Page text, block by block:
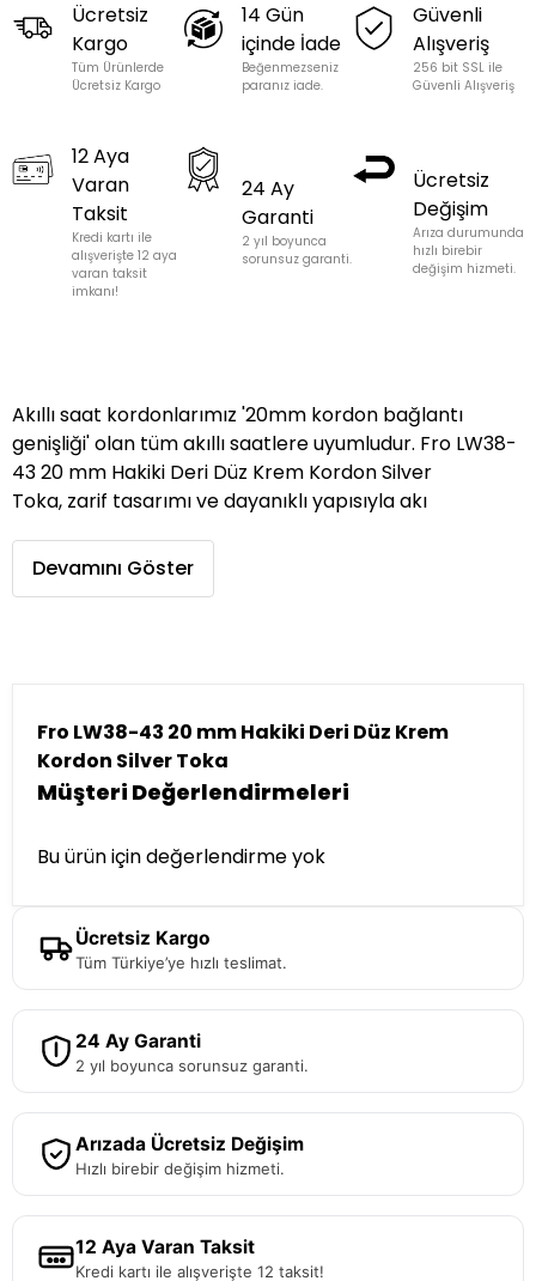
Ücretsiz
Kargo
Tüm Ürünlerde
Ücretsiz Kargo
14 Gün
içinde İade
Beğenmezseniz
paranız iade.
Güvenli
Alışveriş
256 bit SSL ile
Güvenli Alışveriş
12 Aya
Varan
Taksit
Kredi kartı ile
alışverişte 12 aya
varan taksit
imkanı!
24 Ay
Garanti
2 yıl boyunca
sorunsuz garanti.
Ücretsiz
Değişim
Arıza durumunda
hızlı birebir
değişim hizmeti.
Akıllı saat kordonlarımız '20mm kordon bağlantı
genişliği' olan tüm akıllı saatlere uyumludur. Fro LW38-
43 20 mm Hakiki Deri Düz Krem Kordon Silver
Toka, zarif tasarımı ve dayanıklı yapısıyla akı
Devamını Göster
Fro LW38-43 20 mm Hakiki Deri Düz Krem
Kordon Silver Toka
Müşteri Değerlendirmeleri
Bu ürün için değerlendirme yok
Ücretsiz Kargo
Tüm Türkiye’ye hızlı teslimat.
24 Ay Garanti
2 yıl boyunca sorunsuz garanti.
Arızada Ücretsiz Değişim
Hızlı birebir değişim hizmeti.
12 Aya Varan Taksit
Kredi kartı ile alışverişte 12 taksit!